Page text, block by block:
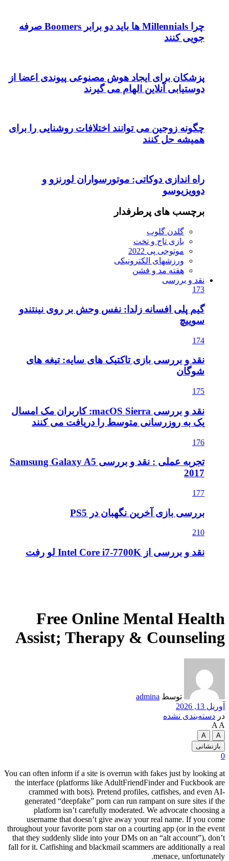
چرا Millennials ها باید دو برابر Boomers صرفه
جویی کنند
پزشکان برای ایجاد هوش مصنوعی پیوندی اعضا از
دوستیابی آنلاین الهام می گیرند
چگونه زوجین می توانند اختلافات روشنایی را برای
همیشه حل کنند
راه اندازی دوکاتی: موتورسواران لورنزو و
دوویزیوسو
برچسب های پرطرفدار
گلدن گلوب
بازی تاج و تخت
موتوجی پی 2022
ورزشهای الکترونیکی
هفته مد و فشن
نقد و بررسی
173
گیم پلی افسانه زلدا: نفس وحش بر روی نینتندو
سوییچ
174
نقد و بررسی بازی تاکتیک های سایه: تیغه های
شوگان
175
نقد و بررسی macOS Sierra: کاربران مک امسال
یک به روزرسانی متوسط را دریافت می کنند
176
تجربه عملی : نقد و بررسی Samsung Galaxy A5
2017
177
بررسی بازی آخرین نگهبان در PS5
210
نقد و بررسی از Intel Core i7-7700K لو رفت
Free Online Mental Health
Assist; Therapy & Counseling
توسط admina
آوریل 13, 2026
در دسته‌بندی نشده
A A
A
A
بازنشانی
0
You can often inform if a site is overrun with fakes just by looking at
the interface (platforms like AdultFriendFinder and Fuckbook are
crammed with bots). Pretend profiles, catfishes, and even AI-
generated “deepfake” porn can run rampant on sure sites if the
platform isn’t carefully moderated. We advocate choosing a
username that doesn’t give away your real name. If you come
throughout your favorite porn star on a courting app (or in the event
that they suddenly slide into your DMs on an “alt account”), don’t
fall for it. Catfishing and blackmail scammers are additionally a real
menace, unfortunately.